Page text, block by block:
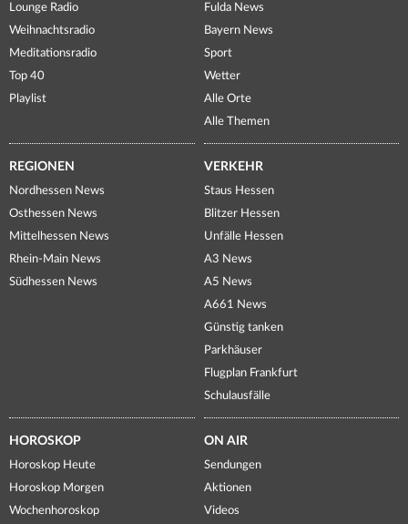
Lounge Radio
Weihnachtsradio
Meditationsradio
Top 40
Playlist
Fulda News
Bayern News
Sport
Wetter
Alle Orte
Alle Themen
REGIONEN
Nordhessen News
Osthessen News
Mittelhessen News
Rhein-Main News
Südhessen News
VERKEHR
Staus Hessen
Blitzer Hessen
Unfälle Hessen
A3 News
A5 News
A661 News
Günstig tanken
Parkhäuser
Flugplan Frankfurt
Schulausfälle
HOROSKOP
Horoskop Heute
Horoskop Morgen
Wochenhoroskop
ON AIR
Sendungen
Aktionen
Videos